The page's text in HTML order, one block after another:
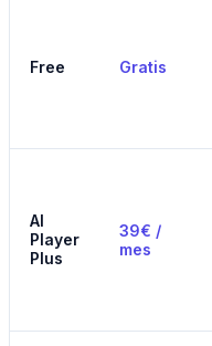
Free Gratis
AI
Player
Plus
39€ /
mes